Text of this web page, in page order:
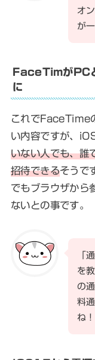
オ
が
FaceTimがPC
に
これでFaceTime
い内容ですが、
いない人でも、誰
招待できるそうで
でもブラウザから
ないとの事です。
「
を
の
料
ね！